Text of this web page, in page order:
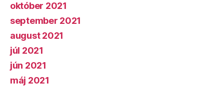
október 2021
september 2021
august 2021
júl 2021
jún 2021
máj 2021